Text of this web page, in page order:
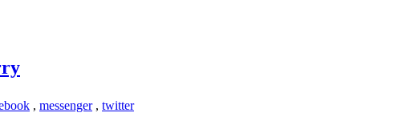
, messenger, twitter